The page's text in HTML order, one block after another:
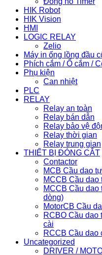
HIK Robot
HIK Vision
HMI
LOGIC RELAY
Zelio
Máy in ống lồng đầu
Phích cắm / Ổ cắm /
Phụ kiện
Can nhiệt
PLC
RELAY
Relay an toàn
Relay bán dẫn
Relay bảo vệ
Relay thời gian
Relay trung gian
THIẾT BỊ ĐÓNG CẮT
Contactor
MCB Cầu dao
MCCB Cầu dao
MCCB Cầu dao
dòng)
MotorCB Cầu
RCBO Cầu dao
cài
RCCB Cầu dao
Uncategorized
DRIVER /